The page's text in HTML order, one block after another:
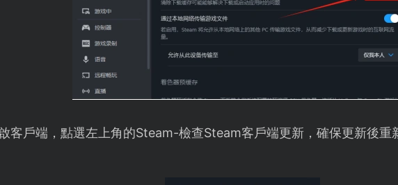
客戶端，點選左上角的Steam-檢查Steam客戶端更新，確保更新後重